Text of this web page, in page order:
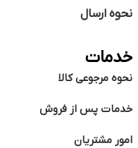
نحوه ارسال
خدمات
نحوه مرجوعی کالا
خدمات پس از فروش
امور مشتریان